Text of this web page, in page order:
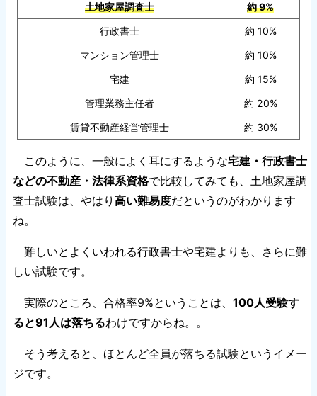
土地家屋調査士
約 9%
行政書士
約 10%
マンション管理士
約 10%
宅建
約 15%
管理業務主任者
約 20%
賃貸不動産経営管理士
約 30%
このように、一般によく耳にするような宅建・行政書士
などの不動産・法律系資格で比較してみても、土地家屋調
査士試験は、やはり 高い難易度だというのがわかります
ね。
難しいとよくいわれる行政書士や宅建よりも、さらに難
しい試験です。
実際のところ、合格率9%ということは、 100人受験す
ると91人は落ちるわけですからね。。
そう考えると、ほとんど全員が落ちる試験というイメー
ジです。